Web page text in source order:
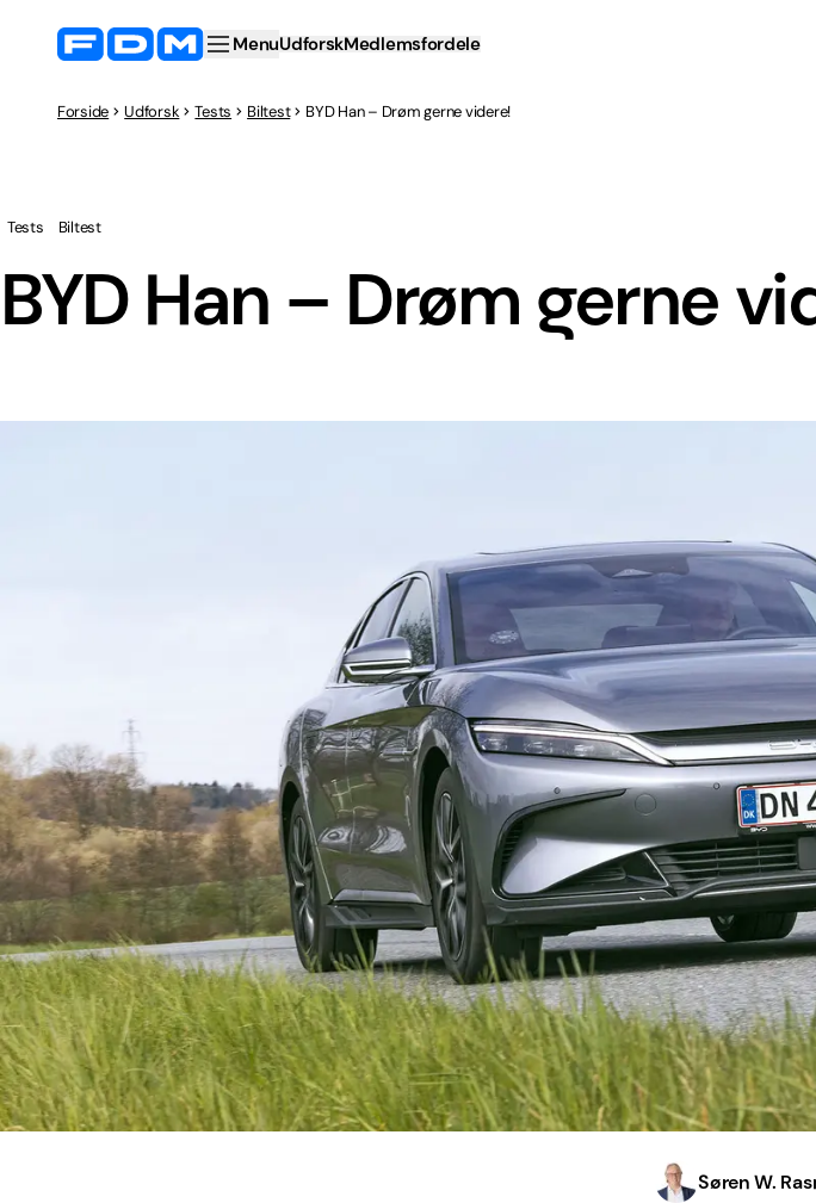
MenuUdforskMedlemsfordele
Forside Udforsk Tests Biltest BYD Han – Drøm gerne videre!
BYD Han – Drøm gerne
Tests Biltest
Søren W.